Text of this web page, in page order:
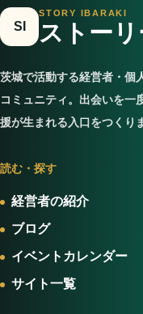
SI
STORY IBARAKI
ストー
茨城で活動する経営者・個
コミュニティ。出会いを一
援が生まれる入口をつくり
読む・探す
経営者の紹介
ブログ
イベントカレンダー
サイト一覧